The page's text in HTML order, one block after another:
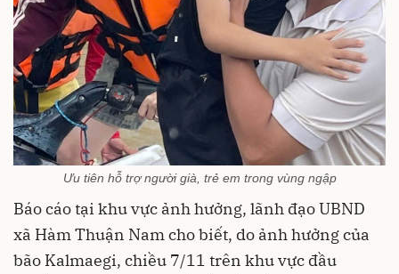
Ưu tiên hỗ trợ người già, trẻ em trong vùng ngập
Báo cáo tại khu vực ảnh hưởng, lãnh đạo UBND
xã Hàm Thuận Nam cho biết, do ảnh hưởng của
bão Kalmaegi, chiều 7/11 trên khu vực đầu